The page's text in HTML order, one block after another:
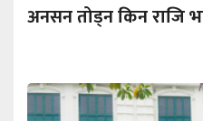
अनसन तोड्न किन राजि